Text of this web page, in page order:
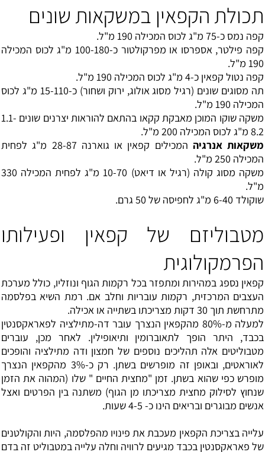
תכולת הקפאין במשקאות שונים
קפה נמס כ-75 מ"ג לכוס המכילה 190 מ"ל.
קפה פילטר, אספרסו או מפרקולטור כ-100-180 מ"ג לכוס המכילה
190 מ"ל.
קפה נטול קפאין כ-4 מ"ג לכוס המכילה 190 מ"ל.
תה מסוגים שונים (רגיל מסוג אולוג, ירוק ושחור) כ-15-110 מ"ג לכוס
המכילה 190 מ"ל.
משקה שוקו המוכן מאבקת קקאו בהתאם להוראות יצרנים שונים 1.1-
8.2 מ"ג לכוס המכילה 200 מ"ל.
משקאות אנרגיה
המכילים קפאין או גוארנה 28-87 מ"ג לפחית
המכילה 250 מ"ל.
משקה מסוג קולה (רגיל או דיאט) 10-70 מ"ג לפחית המכילה 330
מ"ל.
שוקולד 6-40 מ"ג לחפיסה של 50 גרם.
מטבוליזם של קפאין ופעילותו
הפרמקולוגית
קפאין נספג במהירות ומתפזר בכל רקמות הגוף ונוזליו, כולל מערכת
העצבים המרכזית, רקמות עובריות וחלב אם. רמת השיא בפלסמה
מתרחשת תוך 30 דקות מצריכתו בשתייה או אכילה.
למעלה מ-80% מהקפאין הנצרך עובר דה-מתילציה לפאראקסנטין
בכבד, היתר הופך לתאוברומין ותיאופילין. לאחר מכן, עוברים
מטבוליטים אלה תהליכים נוספים של חמצון ודה מתילציה והופכים
לאוראטים, ובאופן זה מופרשים בשתן. רק כ-3% מהקפאין הנצרך
מופרש כפי שהוא בשתן. זמן "מחצית החיים " שלו (המהוה את הזמן
שנחוץ לסילוק מחצית מצריכתו מן הגוף) משתנה בין הפרטים ואצל
אנשים מבוגרים ובריאים הינו כ- 4-5 שעות.
עלייה בצריכת הקפאין מעכבת את פינויו מהפלסמה, היות והקולטנים
של פאראקסנטין בכבד מגיעים לרוויה וחלה עלייה במטבוליט זה בדם